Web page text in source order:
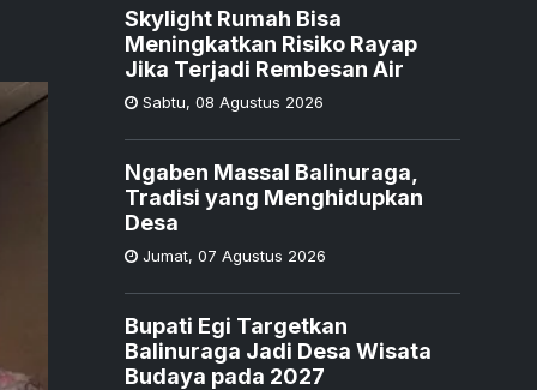
Skylight Rumah Bisa
Meningkatkan Risiko Rayap
Jika Terjadi Rembesan Air
Sabtu, 08 Agustus 2026
Ngaben Massal Balinuraga,
Tradisi yang Menghidupkan
Desa
Jumat, 07 Agustus 2026
Bupati Egi Targetkan
Balinuraga Jadi Desa Wisata
Budaya pada 2027